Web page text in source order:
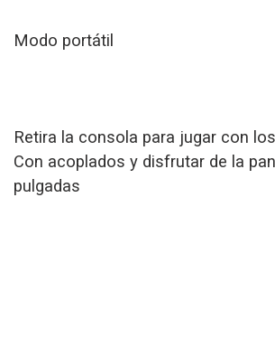
Modo portátil
Retira la consola para jugar con
Con acoplados y disfrutar de la
pulgadas